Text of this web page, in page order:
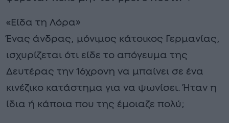
«Είδα τη Λόρα»
Ένας άνδρας, μόνιμος κάτοικος Γερμανίας,
ισχυρίζεται ότι είδε το απόγευμα της
Δευτέρας την 16χρονη να μπαίνει σε ένα
κινέζικο κατάστημα για να ψωνίσει. Ήταν η
ίδια ή κάποια που της έμοιαζε πολύ;